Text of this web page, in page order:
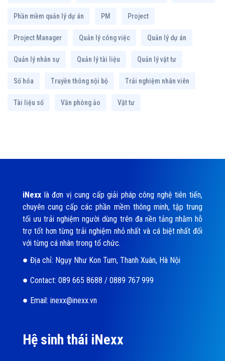
Phần mềm quản lý dự án PM Project
Project Manager Quản lý công việc Quản lý dự án
Quản lý nhân sự Quản lý tài liệu Quản lý vật tư
Số hóa Truyền thông nội bộ Trải nghiệm nhân viên
Tài liệu số Văn phòng ảo Vật tư
iNexx là đơn vị cung cấp giải pháp công nghệ tiên tiến,
chuyên cung cấp các phần mềm thông minh, tập trung
tối ưu trải nghiệm người dùng trên đa nền tảng nhằm hỗ
trợ tốt hơn từng trải nghiệm nhỏ nhất và cá biệt nhất đối
với từng cá nhân trong tổ chức.
Địa chỉ: Ngụy Như Kon Tum, Thanh Xuân, Hà Nội
Contact: 089 665 8688 / 0889 767 999
Email: inexx@inexx.vn
Hệ sinh thái iNexx